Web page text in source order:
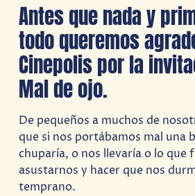
Antes que nada y
todo queremos
Cinepolis por la
Mal de ojo.
De pequeños a muchos de
que si nos portábamos mal una
chuparía, o nos llevaría o lo que
asustarnos y hacer que nos
temprano.